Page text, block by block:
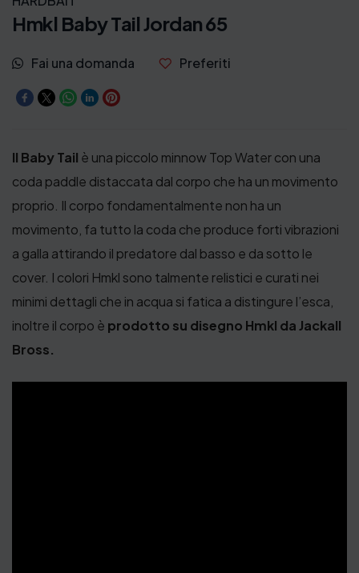
Hmkl Baby Tail Jordan 65
Fai una domanda Preferiti
Il Baby Tail è una piccolo minnow Top Water con una
coda paddle distaccata dal corpo che ha un movimento
proprio. Il corpo fondamentalmente non ha un
movimento, fa tutto la coda che produce forti vibrazioni
a galla attirando il predatore dal basso e da sotto le
cover. I colori Hmkl sono talmente relistici e curati nei
minimi dettagli che in acqua si fatica a distingure l’esca,
inoltre il corpo è prodotto su disegno Hmkl da Jackall
Bross.